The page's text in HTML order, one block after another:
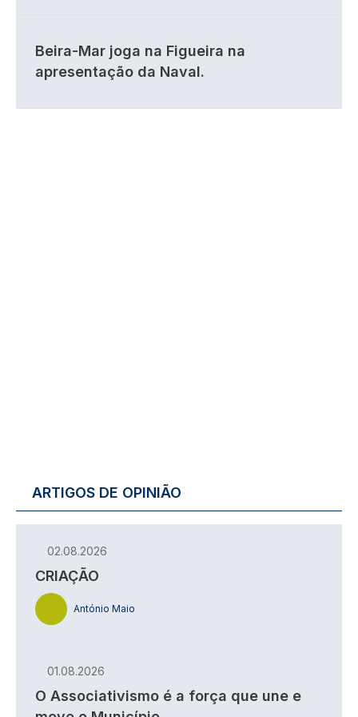
Beira-Mar joga na Figueira na
apresentação da Naval.
ARTIGOS DE OPINIÃO
02.08.2026
CRIAÇÃO
António Maio
01.08.2026
O Associativismo é a força que une e